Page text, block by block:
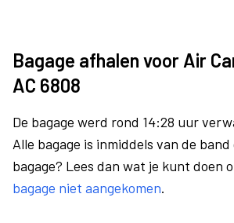
Bagage afhalen voor Air
AC 6808
De bagage werd rond 14:28 uur
Alle bagage is inmiddels van de band
bagage? Lees dan wat je kunt doen
bagage niet aangekomen.